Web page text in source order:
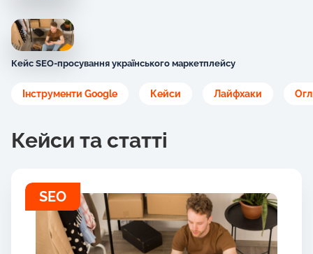
Кейс SEO-просування українського маркетплейсу
Інструменти Google Кейси Лайфхаки
Кейси та статті
SEO